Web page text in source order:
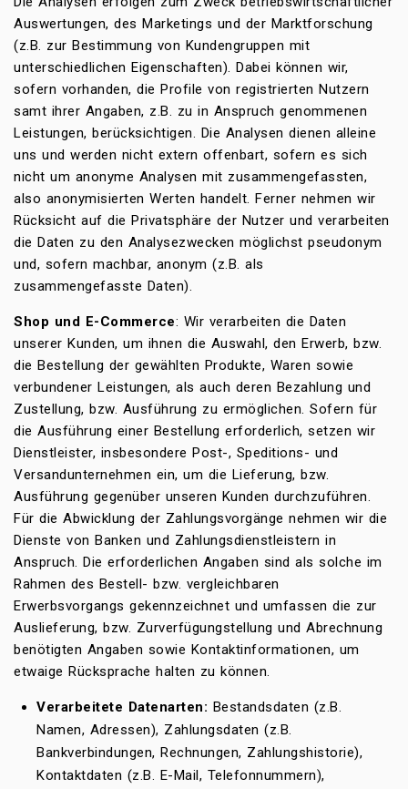
Auswertungen, des Marketings und der Marktforschung
(z.B. zur Bestimmung von Kundengruppen mit
unterschiedlichen Eigenschaften). Dabei können wir,
sofern vorhanden, die Profile von registrierten Nutzern
samt ihrer Angaben, z.B. zu in Anspruch genommenen
Leistungen, berücksichtigen. Die Analysen dienen alleine
uns und werden nicht extern offenbart, sofern es sich
nicht um anonyme Analysen mit zusammengefassten,
also anonymisierten Werten handelt. Ferner nehmen wir
Rücksicht auf die Privatsphäre der Nutzer und verarbeiten
die Daten zu den Analysezwecken möglichst pseudonym
und, sofern machbar, anonym (z.B. als
zusammengefasste Daten).
Shop und E-Commerce: Wir verarbeiten die Daten
unserer Kunden, um ihnen die Auswahl, den Erwerb, bzw.
die Bestellung der gewählten Produkte, Waren sowie
verbundener Leistungen, als auch deren Bezahlung und
Zustellung, bzw. Ausführung zu ermöglichen. Sofern für
die Ausführung einer Bestellung erforderlich, setzen wir
Dienstleister, insbesondere Post-, Speditions- und
Versandunternehmen ein, um die Lieferung, bzw.
Ausführung gegenüber unseren Kunden durchzuführen.
Für die Abwicklung der Zahlungsvorgänge nehmen wir die
Dienste von Banken und Zahlungsdienstleistern in
Anspruch. Die erforderlichen Angaben sind als solche im
Rahmen des Bestell- bzw. vergleichbaren
Erwerbsvorgangs gekennzeichnet und umfassen die zur
Auslieferung, bzw. Zurverfügungstellung und Abrechnung
benötigten Angaben sowie Kontaktinformationen, um
etwaige Rücksprache halten zu können.
Verarbeitete Datenarten: Bestandsdaten (z.B.
Namen, Adressen), Zahlungsdaten (z.B.
Bankverbindungen, Rechnungen, Zahlungshistorie),
Kontaktdaten (z.B. E-Mail, Telefonnummern),